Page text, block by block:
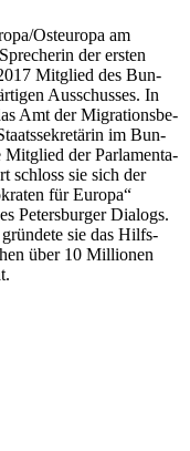
​Osteuropa am
der ersten
Mit­glied des Bun­
Aus­schus­ses. In
Amt der Migra­ti­ons­be­
im Bun­
Mit­glied der Par­la­men­ta­
schloss sie sich der
für Europa“
Peters­bur­ger Dialogs.
grün­dete sie das Hilfs­
über 10 Mil­lio­nen